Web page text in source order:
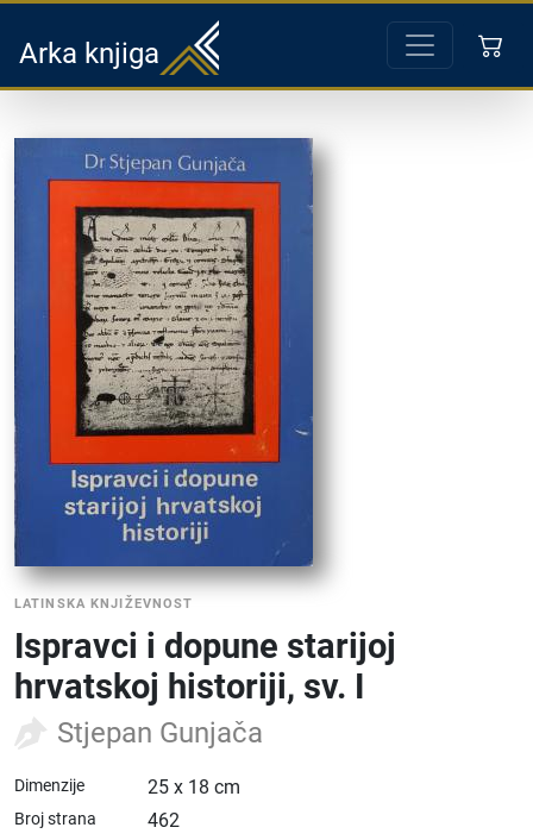
Arka knjiga
LATINSKA KNJIŽEVNOST
Ispravci i dopune starijoj
hrvatskoj historiji, sv. I
Stjepan Gunjača
Dimenzije 25 x 18 cm
Broj strana 462